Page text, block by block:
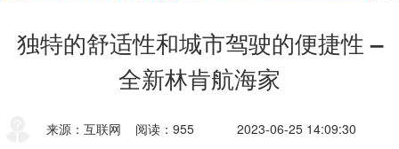
独特的舒适性和城市驾驶的便捷性 –
全新林肯航海家
来源：互联网 阅读：955 2023-06-25 14:09:30